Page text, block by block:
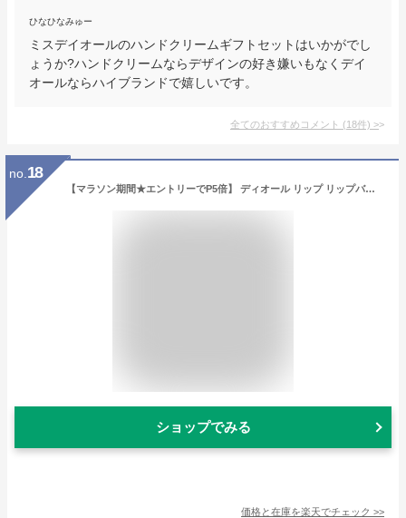
ひなひなみゅー
ミスデイオールのハンドクリームギフトセットはいかがでし
ょうか?ハンドクリームならデザインの好き嫌いもなくデイ
オールならハイブランドで嬉しいです。
全てのおすすめコメント (18件) >
no. 18
【マラソン期間★エントリーでP5倍】 ディオール リップ リップバーム リップクリーム 新色 口紅 リップ Dior 名入れ コスメ 化粧品 ルージュ ディオール コスメギフト ブランド ギフト プレゼント 女性 女友達 誕生日 リップスティック スキンケア 新品 リップケア
ショップでみる
価格と在庫を楽天でチェック >>